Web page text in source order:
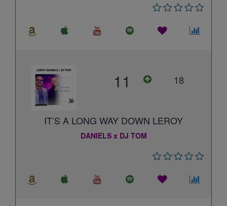
11 18
IT’S A LONG WAY DOWN LEROY
DANIELS x DJ TOM